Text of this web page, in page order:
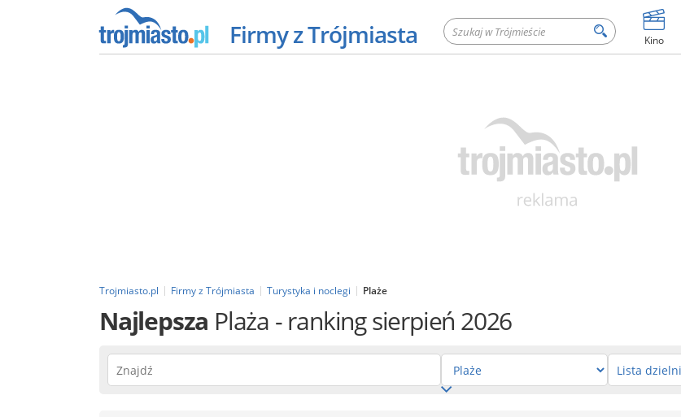
Firmy z Trójmiasta Kino
Trojmiasto.pl Firmy z Trójmiasta Turystyka i noclegi Plaże
Najlepsza Plaża - ranking sierpień 2026